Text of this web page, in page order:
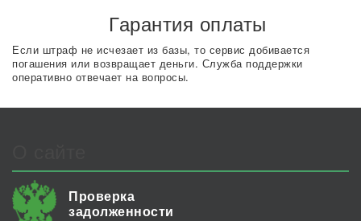
Гарантия оплаты
Если штраф не исчезает из базы, то сервис добивается
погашения или возвращает деньги. Служба поддержки
оперативно отвечает на вопросы.
Проверка
задолженности